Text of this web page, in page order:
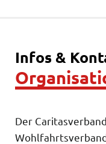
Infos &
Der